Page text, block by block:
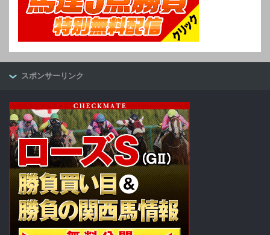
スポンサーリンク